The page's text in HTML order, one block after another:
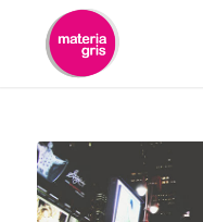
contenido